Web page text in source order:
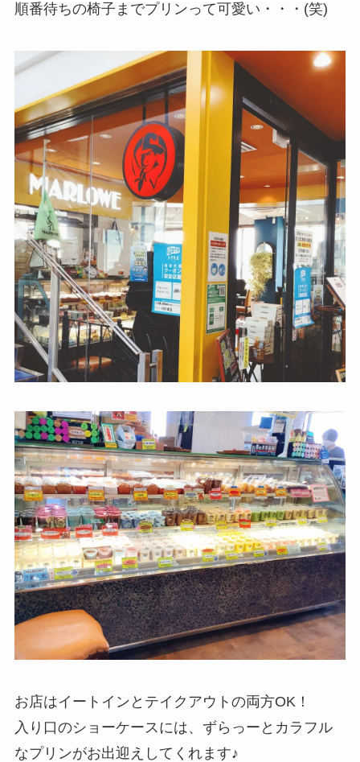
順番待ちの椅子までプリンって可愛い・・・(笑)
お店はイートインとテイクアウトの両方OK！
入り口のショーケースには、ずらっーとカラフル
なプリンがお出迎えしてくれます♪